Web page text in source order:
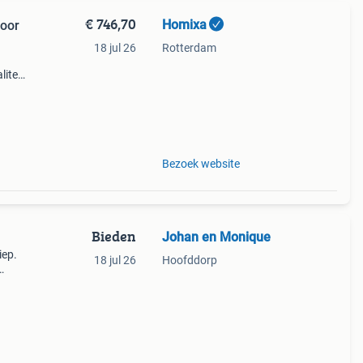
€ 746,70
18 jul 26
Homixa
Rotterdam
Bezoek website
Bieden
18 jul 26
Johan en Monique
Hoofddorp